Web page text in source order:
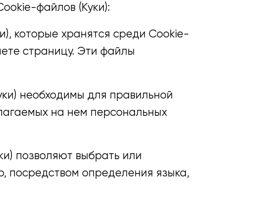
файлов (Куки):
которые хранятся среди Cookie-
страницу. Эти файлы
необходимы для правильной
на нем персональных
позволяют выбрать или
посредством определения языка,